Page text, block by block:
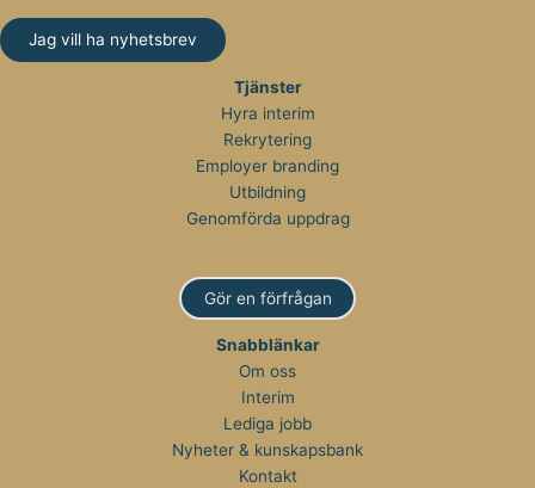
Jag vill ha nyhetsbrev
Tjänster
Hyra interim
Rekrytering
Employer branding
Utbildning
Genomförda uppdrag
Gör en förfrågan
Snabblänkar
Om oss
Interim
Lediga jobb
Nyheter & kunskapsbank
Kontakt